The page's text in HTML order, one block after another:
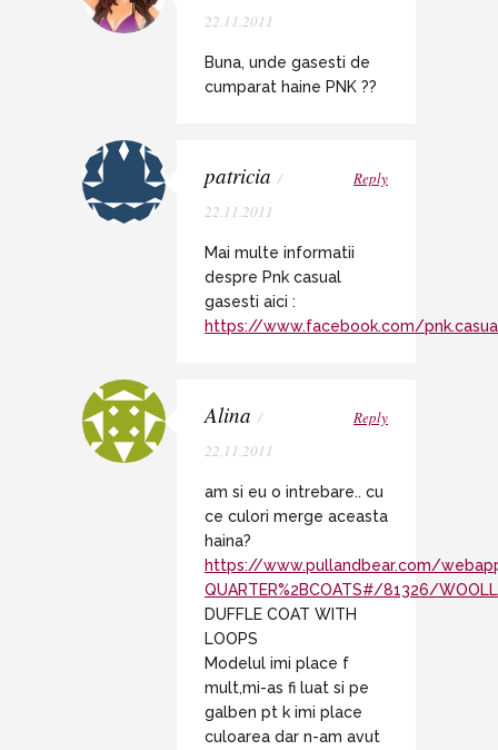
22.11.2011
Buna, unde gasesti de
cumparat haine PNK ??
patricia /
22.11.2011
Reply
Mai multe informatii
despre Pnk casual
gasesti aici :
https://www.facebook.com/
Alina /
22.11.2011
Reply
am si eu o intrebare.. cu
ce culori merge aceasta
haina?
https://www.pullandbear.com/
QUARTER%2BCOATS#/81326/
DUFFLE COAT WITH
LOOPS
Modelul imi place f
mult,mi-as fi luat si pe
galben pt k imi place
culoarea dar n-am avut